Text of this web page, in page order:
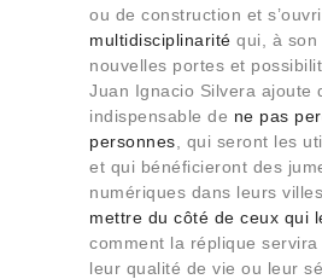
ou de construction et
multidisciplinarité qui, à son
nouvelles portes et
Juan Ignacio Silvera ajoute
indispensable de ne pas
personnes , qui seront les
et qui bénéficieront des
numériques dans leurs
mettre du côté de ceux qui
comment la réplique
leur qualité de vie ou leur